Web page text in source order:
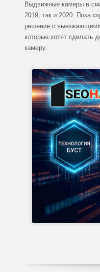
Выдвижные камеры в
2019, так и 2020. Пока
решение с
которые хотят сделать
камеру.